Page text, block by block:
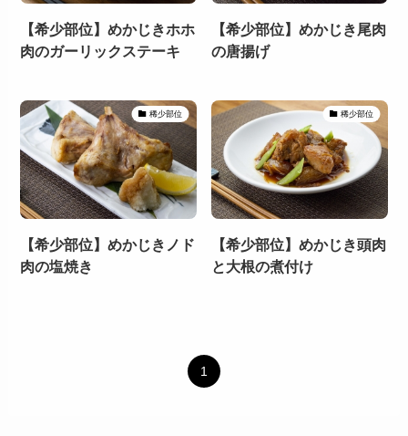
【希少部位】めかじきホホ
肉のガーリックステーキ
【希少部位】めかじき尾肉
の唐揚げ
稀少部位
【希少部位】めかじきノド
肉の塩焼き
稀少部位
【希少部位】めかじき頭肉
と大根の煮付け
1